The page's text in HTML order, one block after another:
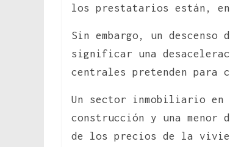
los prestatarios están,
Sin embargo, un
significar una
centrales pretenden
Un sector inmobiliario en
construcción y una menor
de los precios de la